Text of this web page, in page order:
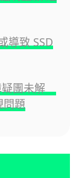
導致 SSD
疑團未解
題